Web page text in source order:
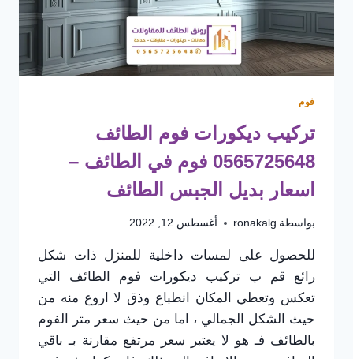
–
معلم
بديل
الخشب
فوم
تركيب ديكورات فوم الطائف
0565725648 فوم في الطائف –
اسعار بديل الجبس الطائف
بواسطة ronakalg أغسطس 12, 2022
للحصول على لمسات داخلية للمنزل ذات شكل
رائع قم ب تركيب ديكورات فوم الطائف التي
تعكس وتعطي المكان انطباع وذق لا اروع منه من
حيث الشكل الجمالي ، اما من حيث سعر متر الفوم
بالطائف فـ هو لا يعتبر سعر مرتفع مقارنة بـ باقي